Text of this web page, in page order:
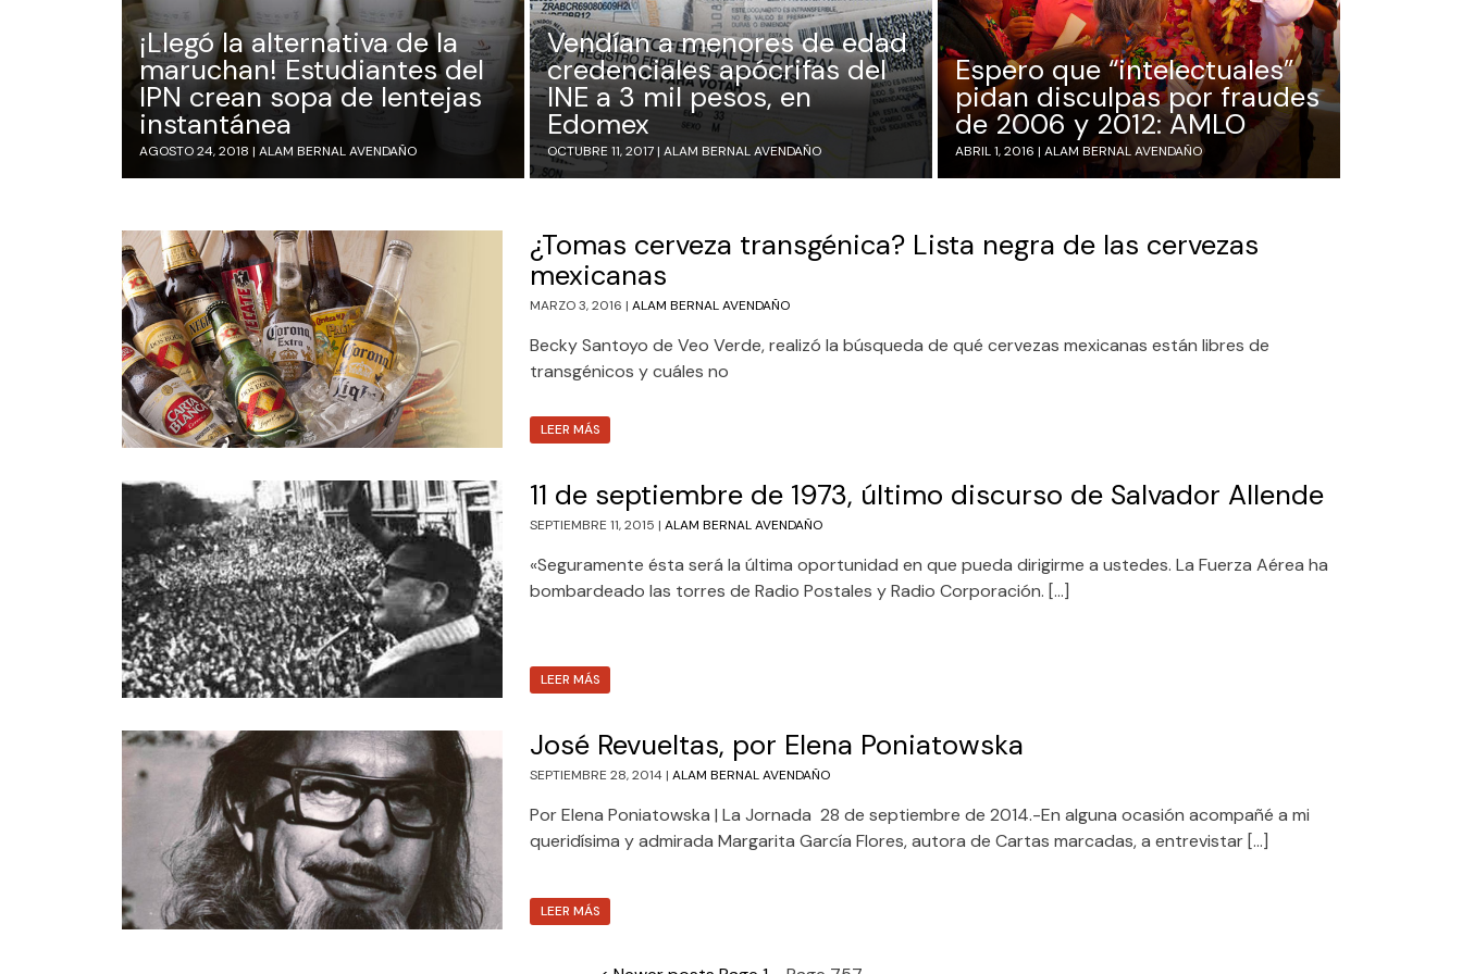
¡Llegó la alternativa de la
maruchan! Estudiantes del
IPN crean sopa de lentejas
instantánea
AGOSTO 24, 2018 | ALAM BERNAL AVENDAÑO
Vendían a menores de edad
credenciales apócrifas del
INE a 3 mil pesos, en
Edomex
OCTUBRE 11, 2017 | ALAM BERNAL AVENDAÑO
Espero que “intelectuales”
pidan disculpas por fraudes
de 2006 y 2012: AMLO
ABRIL 1, 2016 | ALAM BERNAL AVENDAÑO
¿Tomas cerveza transgénica? Lista negra de las cervezas
mexicanas
MARZO 3, 2016 | ALAM BERNAL AVENDAÑO
Becky Santoyo de Veo Verde, realizó la búsqueda de qué cervezas mexicanas están libres de
transgénicos y cuáles no
LEER MÁS
11 de septiembre de 1973, último discurso de Salvador Allende
SEPTIEMBRE 11, 2015 | ALAM BERNAL AVENDAÑO
«Seguramente ésta será la última oportunidad en que pueda dirigirme a ustedes. La Fuerza Aérea ha
bombardeado las torres de Radio Postales y Radio Corporación. […]
LEER MÁS
José Revueltas, por Elena Poniatowska
SEPTIEMBRE 28, 2014 | ALAM BERNAL AVENDAÑO
Por Elena Poniatowska | La Jornada 28 de septiembre de 2014.-En alguna ocasión acompañé a mi
queridísima y admirada Margarita García Flores, autora de Cartas marcadas, a entrevistar […]
LEER MÁS